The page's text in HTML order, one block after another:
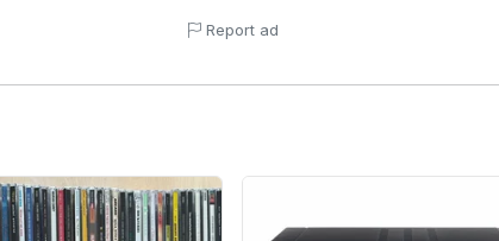
Report ad